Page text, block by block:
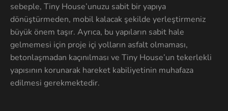
sebeple, Tiny House’unuzu sabit bir yapıya
dönüştürmeden, mobil kalacak şekilde yerleştirmeniz
büyük önem taşır. Ayrıca, bu yapıların sabit hale
gelmemesi için proje içi yolların asfalt olmaması,
betonlaşmadan kaçınılması ve Tiny House’un tekerlekli
yapısının korunarak hareket kabiliyetinin muhafaza
edilmesi gerekmektedir.